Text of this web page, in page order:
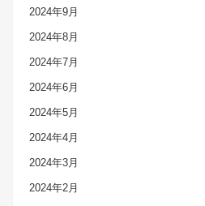
2024年9月
2024年8月
2024年7月
2024年6月
2024年5月
2024年4月
2024年3月
2024年2月